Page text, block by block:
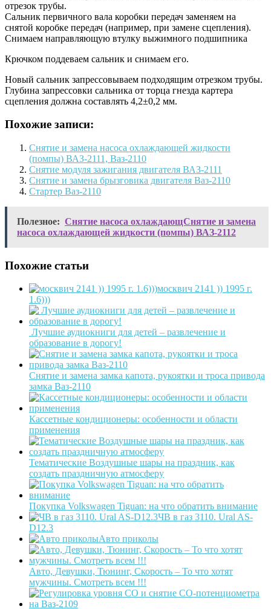
отрезок трубы.
Сальник первичного вала коробки передач заменяем на
снятой коробке передач (например, при замене сцепления).
Снимаем направляющую втулку выжимного подшипника
Крючком поддеваем сальник и снимаем его.
Новый сальник запрессовываем подходящим отрезком трубы.
Глубина запрессовки сальника от торца гнезда картера
сцепления должна составлять 4,2±0,2 мм.
Похожие записи:
Снятие и замена насоса охлаждающей жидкости
(помпы) ВАЗ-2111, Ваз-2110
Снятие модуля зажигания двигателя ВАЗ-2111
Снятие и замена брызговика двигателя Ваз-2110
Стартер Ваз-2110
Полезное: Снятие насоса охлаждающСнятие и замена
насоса охлаждающей жидкости (помпы) ВАЗ-2112
Похожие статьи
москвич 2141 )) 1995 г.
1.6)))
Лучшие аудиокниги для детей – развлечение и
образование в дорогу!
Снятие и замена замка капота, рукоятки и троса привода
замка Ваз-2110
Кассетные кондиционеры: особенности и области
применения
Тематические Воздушные шары на праздник, как
создать праздничную атмосферу
Покупка Volkswagen Tiguan: на что обратить внимание
ЧВ в газ 3110. Ural AS-
D12.3
Авто приколы
Авто, Девушки, Тюнинг, Скорость – То что хотят
мужчины. Смотреть всем !!!